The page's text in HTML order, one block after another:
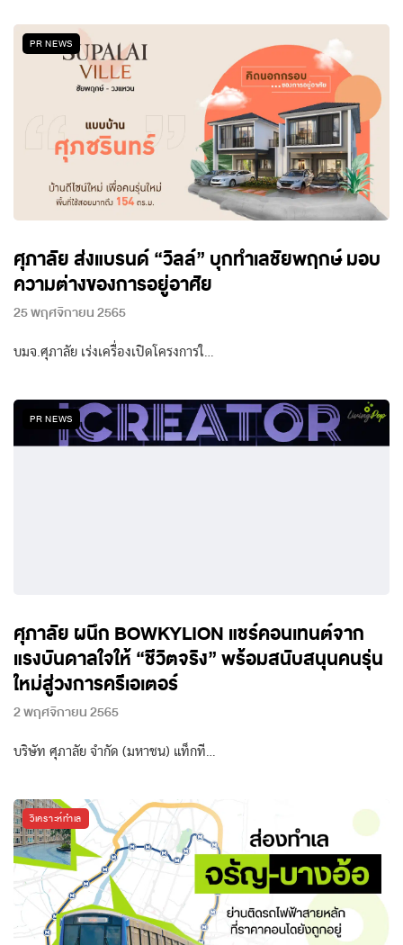
PR NEWS
ศุภาลัย ส่งแบรนด์ “วิลล์” บุกทำเลชัยพฤกษ์ มอบ
ความต่างของการอยู่อาศัย
25 พฤศจิกายน 2565
บมจ.ศุภาลัย เร่งเครื่องเปิดโครงการใ…
PR NEWS
ศุภาลัย ผนึก BOWKYLION แชร์คอนเทนต์จาก
แรงบันดาลใจให้ “ชีวิตจริง” พร้อมสนับสนุนคนรุ่น
ใหม่สู่วงการครีเอเตอร์
2 พฤศจิกายน 2565
บริษัท ศุภาลัย จำกัด (มหาชน) แท็กที…
วิเคราะห์ทำเล